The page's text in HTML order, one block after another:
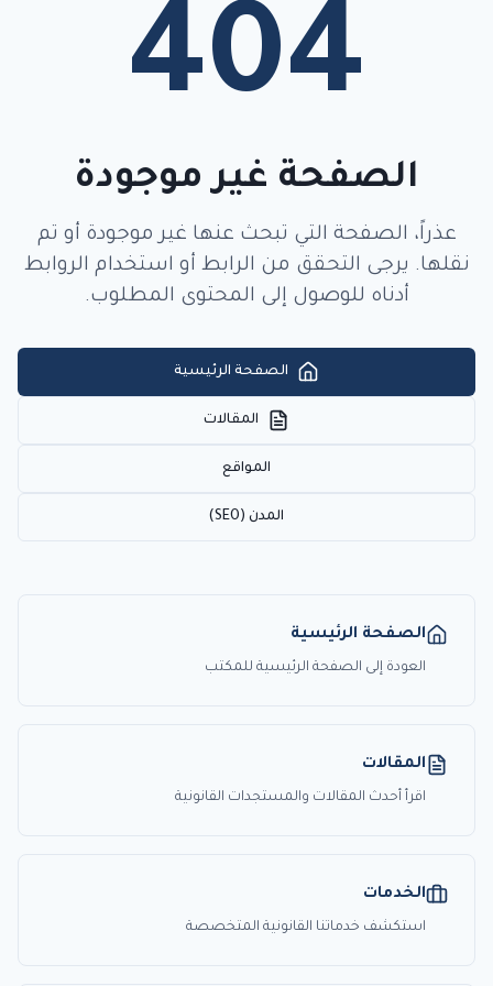
404
الصفحة غير موجودة
عذراً، الصفحة التي تبحث عنها غير موجودة أو تم
نقلها. يرجى التحقق من الرابط أو استخدام الروابط
أدناه للوصول إلى المحتوى المطلوب.
الصفحة الرئيسية
المقالات
المواقع
المدن (SEO)
الصفحة الرئيسية
العودة إلى الصفحة الرئيسية للمكتب
المقالات
اقرأ أحدث المقالات والمستجدات القانونية
الخدمات
استكشف خدماتنا القانونية المتخصصة